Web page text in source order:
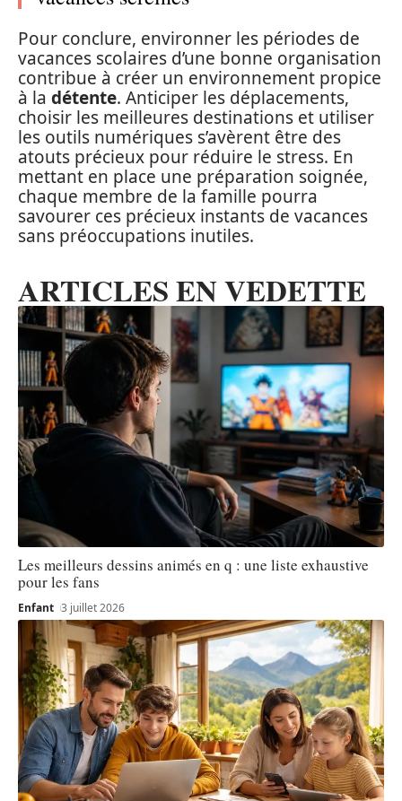
Pour conclure, environner les périodes de
vacances scolaires d’une bonne organisation
contribue à créer un environnement propice
à la détente. Anticiper les déplacements,
choisir les meilleures destinations et utiliser
les outils numériques s’avèrent être des
atouts précieux pour réduire le stress. En
mettant en place une préparation soignée,
chaque membre de la famille pourra
savourer ces précieux instants de vacances
sans préoccupations inutiles.
ARTICLES EN VEDETTE
Les meilleurs dessins animés en q : une liste exhaustive
pour les fans
Enfant 3 juillet 2026